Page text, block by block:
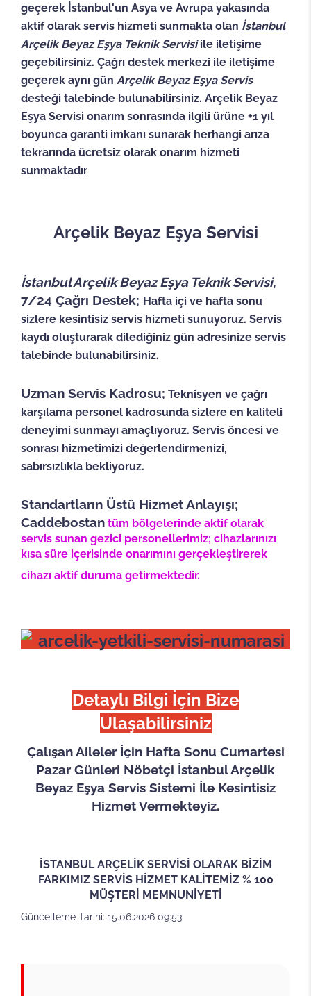
geçerek İstanbul'un Asya ve Avrupa yakasında
aktif olarak servis hizmeti sunmakta olan İstanbul
Arçelik Beyaz Eşya Teknik Servisiile iletişime
geçebilirsiniz. Çağrı destek merkezi ile iletişime
geçerek aynı gün Arçelik Beyaz Eşya Servis
desteği talebinde bulunabilirsiniz. Arçelik Beyaz
Eşya Servisi onarım sonrasında ilgili ürüne +1 yıl
boyunca garanti imkanı sunarak herhangi arıza
tekrarında ücretsiz olarak onarım hizmeti
sunmaktadır
Arçelik Beyaz Eşya Servisi
İstanbul Arçelik Beyaz Eşya Teknik Servisi,
7/24 Çağrı Destek; Hafta içi ve hafta sonu
sizlere kesintisiz servis hizmeti sunuyoruz. Servis
kaydı oluşturarak dilediğiniz gün adresinize servis
talebinde bulunabilirsiniz.
Uzman Servis Kadrosu; Teknisyen ve çağrı
karşılama personel kadrosunda sizlere en kaliteli
deneyimi sunmayı amaçlıyoruz. Servis öncesi ve
sonrası hizmetimizi değerlendirmenizi,
sabırsızlıkla bekliyoruz.
Standartların Üstü Hizmet Anlayışı;
Caddebostan tüm bölgelerinde aktif olarak
servis sunan gezici personellerimiz; cihazlarınızı
kısa süre içerisinde onarımını gerçekleştirerek
cihazı aktif duruma getirmektedir.
Detaylı Bilgi İçin Bize
Ulaşabilirsiniz
Çalışan Aileler İçin Hafta Sonu Cumartesi
Pazar Günleri Nöbetçi İstanbul Arçelik
Beyaz Eşya Servis Sistemi İle Kesintisiz
Hizmet Vermekteyiz.
İSTANBUL ARÇELİK SERVİSİ OLARAK BİZİM
FARKIMIZ SERVİS HİZMET KALİTEMİZ % 100
MÜŞTERİ MEMNUNİYETİ
Güncelleme Tarihi: 15.06.2026 09:53